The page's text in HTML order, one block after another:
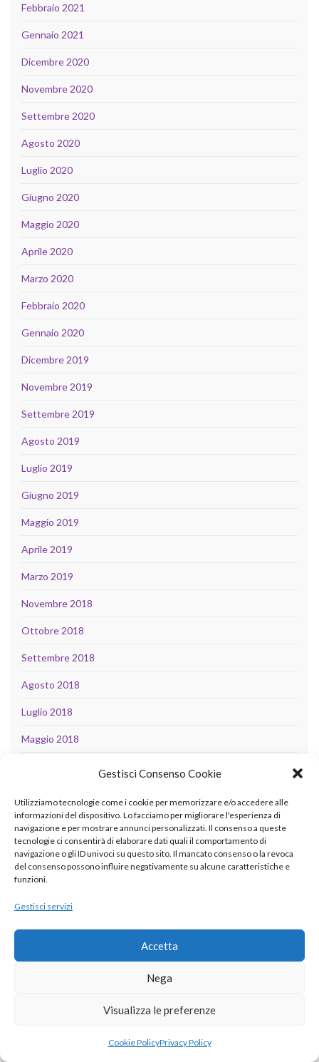
Gestisci Consenso Cookie
Utilizziamo tecnologie come i cookie per memorizzare e/o accedere alle
informazioni del dispositivo. Lo facciamo per migliorare l'esperienza di
navigazione e per mostrare annunci personalizzati. Il consenso a queste
tecnologie ci consentirà di elaborare dati quali il comportamento di
navigazione o gli ID univoci su questo sito. Il mancato consenso o la revoca
del consenso possono influire negativamente su alcune caratteristiche e
funzioni.
Gestisci servizi
Accetta
Nega
Visualizza le preferenze
Cookie PolicyPrivacy Policy
Febbraio 2021
Gennaio 2021
Dicembre 2020
Novembre 2020
Settembre 2020
Agosto 2020
Luglio 2020
Giugno 2020
Maggio 2020
Aprile 2020
Marzo 2020
Febbraio 2020
Gennaio 2020
Dicembre 2019
Novembre 2019
Settembre 2019
Agosto 2019
Luglio 2019
Giugno 2019
Maggio 2019
Aprile 2019
Marzo 2019
Novembre 2018
Ottobre 2018
Settembre 2018
Agosto 2018
Luglio 2018
Maggio 2018
Febbraio 2018
Ottobre 2017
Agosto 2017
Giugno 2017
Aprile 2017